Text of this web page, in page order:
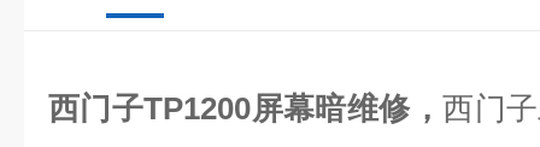
西门子TP1200屏幕暗维修，西门